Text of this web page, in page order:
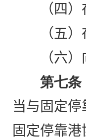
（四
（五
（六
第七条
当与固定
固定停靠